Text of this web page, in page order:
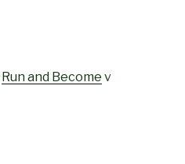
Run and Become v